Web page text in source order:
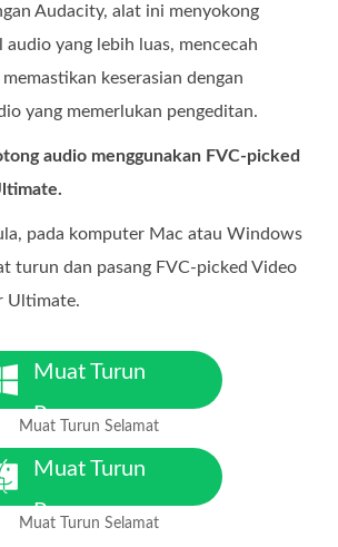
Audacity, alat ini menyokong
yang lebih luas, mencecah
keserasian dengan
yang memerlukan pengeditan.
audio menggunakan FVC-picked
pada komputer Mac atau Windows
turun dan pasang FVC-picked Video
Ultimate.
Muat Turun
Percuma
Muat Turun Selamat
Muat Turun
Percuma
Muat Turun Selamat